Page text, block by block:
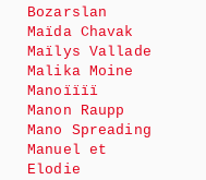
Bozarslan
Maïda Chavak
Maïlys Vallade
Malika Moine
Manoïïïï
Manon Raupp
Mano Spreading
Manuel et
Elodie